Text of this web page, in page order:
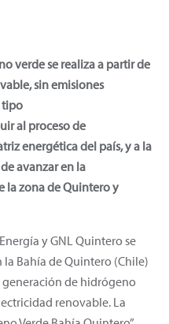
verde se realiza a partir de
sin emisiones
tipo
al proceso de
energética del país, y a la
avanzar en la
la zona de Quintero y
y GNL Quintero se
Bahía de Quintero (Chile)
de hidrógeno
renovable. La